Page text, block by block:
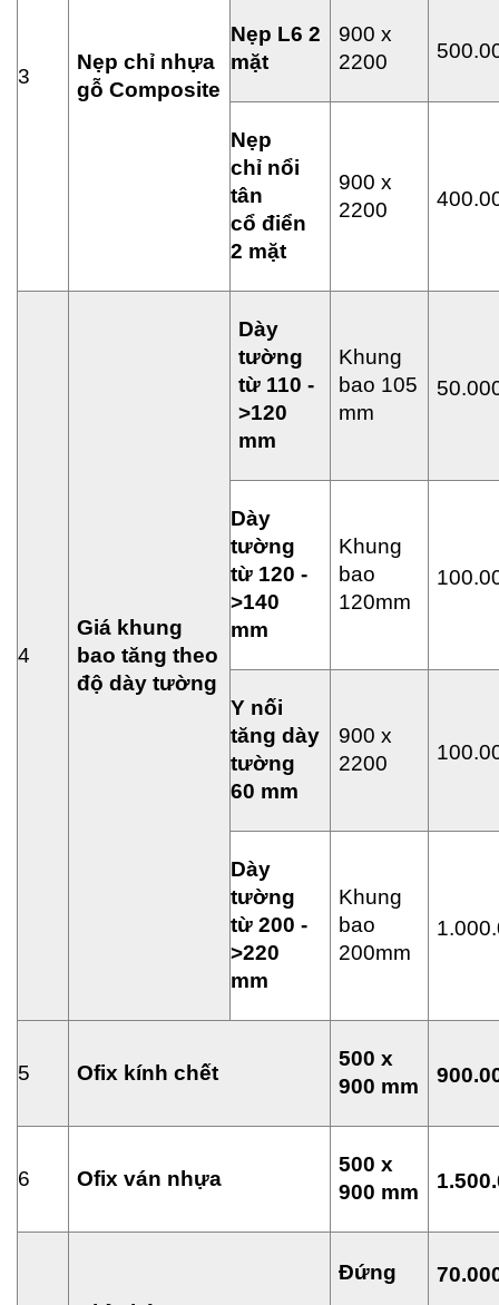
3
Nẹp chỉ nhựa
gỗ Composite
Nẹp L6 2
mặt
900 x
2200
Nẹp
chỉ nổi
tân
cổ điển
2 mặt
900 x
2200
4
Giá khung
bao tăng theo
độ dày tường
Dày
tường
từ 110 -
>120
mm
Khung
bao 105
mm
Dày
tường
từ 120 -
>140
mm
Khung
bao
120mm
Y nối
tăng dày
tường
60 mm
900 x
2200
Dày
tường
từ 200 -
>220
mm
Khung
bao
200mm
5 Ofix kính chết
500 x
900 mm
6 Ofix ván nhựa
500 x
900 mm
Đứng